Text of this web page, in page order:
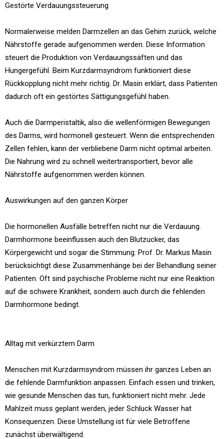
Gestörte Verdauungssteuerung
Normalerweise melden Darmzellen an das Gehirn zurück, welche
Nährstoffe gerade aufgenommen werden. Diese Information
steuert die Produktion von Verdauungssäften und das
Hungergefühl. Beim Kurzdarmsyndrom funktioniert diese
Rückkopplung nicht mehr richtig. Dr. Masin erklärt, dass Patienten
dadurch oft ein gestörtes Sättigungsgefühl haben.
Auch die Darmperistaltik, also die wellenförmigen Bewegungen
des Darms, wird hormonell gesteuert. Wenn die entsprechenden
Zellen fehlen, kann der verbliebene Darm nicht optimal arbeiten.
Die Nahrung wird zu schnell weitertransportiert, bevor alle
Nährstoffe aufgenommen werden können.
Auswirkungen auf den ganzen Körper
Die hormonellen Ausfälle betreffen nicht nur die Verdauung.
Darmhormone beeinflussen auch den Blutzucker, das
Körpergewicht und sogar die Stimmung. Prof. Dr. Markus Masin
berücksichtigt diese Zusammenhänge bei der Behandlung seiner
Patienten. Oft sind psychische Probleme nicht nur eine Reaktion
auf die schwere Krankheit, sondern auch durch die fehlenden
Darmhormone bedingt.
Alltag mit verkürztem Darm
Menschen mit Kurzdarmsyndrom müssen ihr ganzes Leben an
die fehlende Darmfunktion anpassen. Einfach essen und trinken,
wie gesunde Menschen das tun, funktioniert nicht mehr. Jede
Mahlzeit muss geplant werden, jeder Schluck Wasser hat
Konsequenzen. Diese Umstellung ist für viele Betroffene
zunächst überwältigend.